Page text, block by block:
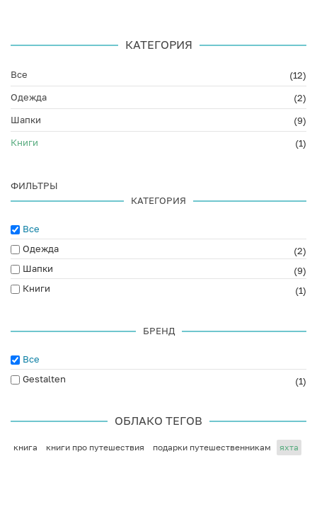
КАТЕГОРИЯ
Все
(12)
Одежда
(2)
Шапки
(9)
Книги
(1)
ФИЛЬТРЫ
КАТЕГОРИЯ
Все
Одежда
(2)
Шапки
(9)
Книги
(1)
БРЕНД
Все
Gestalten
(1)
ОБЛАКО ТЕГОВ
книга книги про путешествия подарки путешественникам яхта